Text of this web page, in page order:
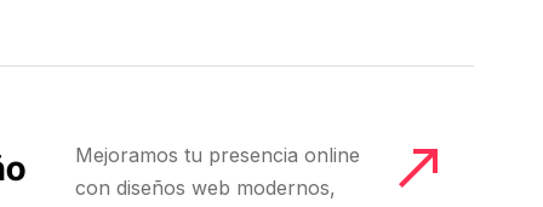
Mejoramos tu presencia online
con diseños web modernos,